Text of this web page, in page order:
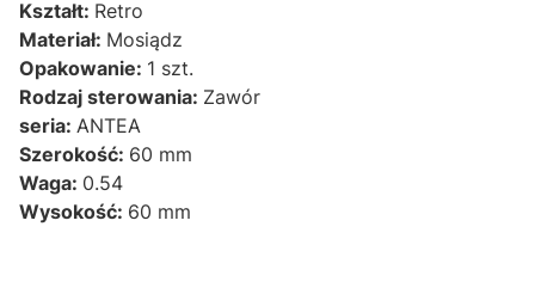
Kształt: Retro
Materiał: Mosiądz
Opakowanie: 1 szt.
Rodzaj sterowania: Zawór
seria: ANTEA
Szerokość: 60 mm
Waga: 0.54
Wysokość: 60 mm